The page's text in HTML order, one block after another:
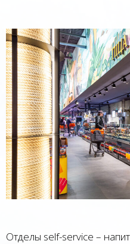
Отделы self-service –